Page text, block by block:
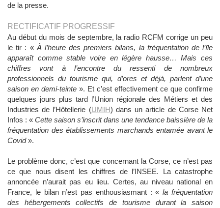
de la presse.
RECTIFICATIF PROGRESSIF
Au début du mois de septembre, la radio RCFM corrige un peu
le tir : « À l’heure des premiers bilans, la fréquentation de l’île
apparaît comme stable voire en légère hausse… Mais ces
chiffres vont à l’encontre du ressenti de nombreux
professionnels du tourisme qui, d’ores et déjà, parlent d’une
saison en demi-teinte ». Et c’est effectivement ce que confirme
quelques jours plus tard l’Union régionale des Métiers et des
Industries de l’Hôtellerie (UMIH) dans un article de Corse Net
Infos : « Cette saison s’inscrit dans une tendance baissière de la
fréquentation des établissements marchands entamée avant le
Covid».
Le problème donc, c’est que concernant la Corse, ce n’est pas
ce que nous disent les chiffres de l’INSEE. La catastrophe
annoncée n’aurait pas eu lieu. Certes, au niveau national en
France, le bilan n’est pas enthousiasmant : «la fréquentation
des hébergements collectifs de tourisme durant la saison